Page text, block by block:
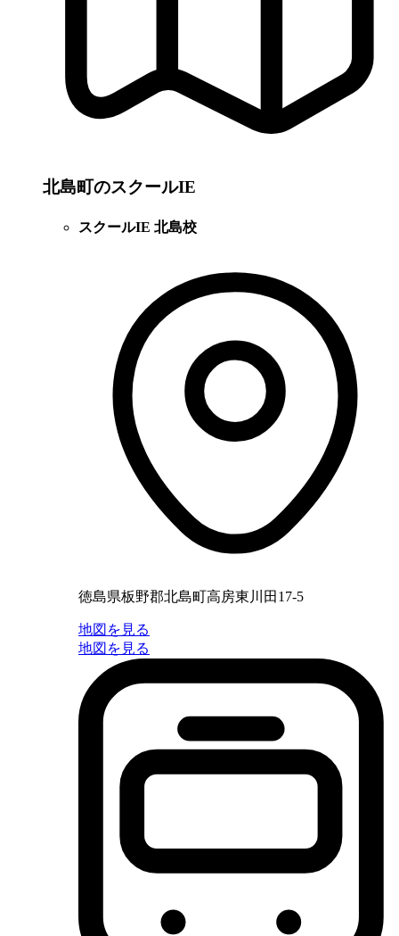
北島町のスクールIE
スクールIE 北島校
徳島県板野郡北島町高房東川田17-5
地図を見る
地図を見る